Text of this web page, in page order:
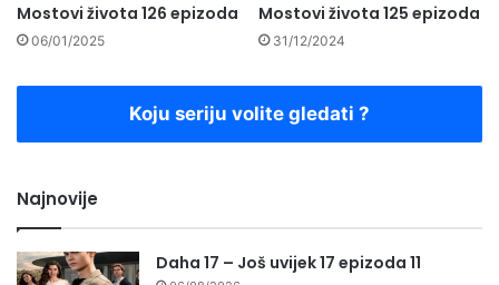
Mostovi života 126 epizoda
06/01/2025
Mostovi života 125 epizoda
31/12/2024
Koju seriju volite gledati ?
Najnovije
Daha 17 – Još uvijek 17 epizoda 11